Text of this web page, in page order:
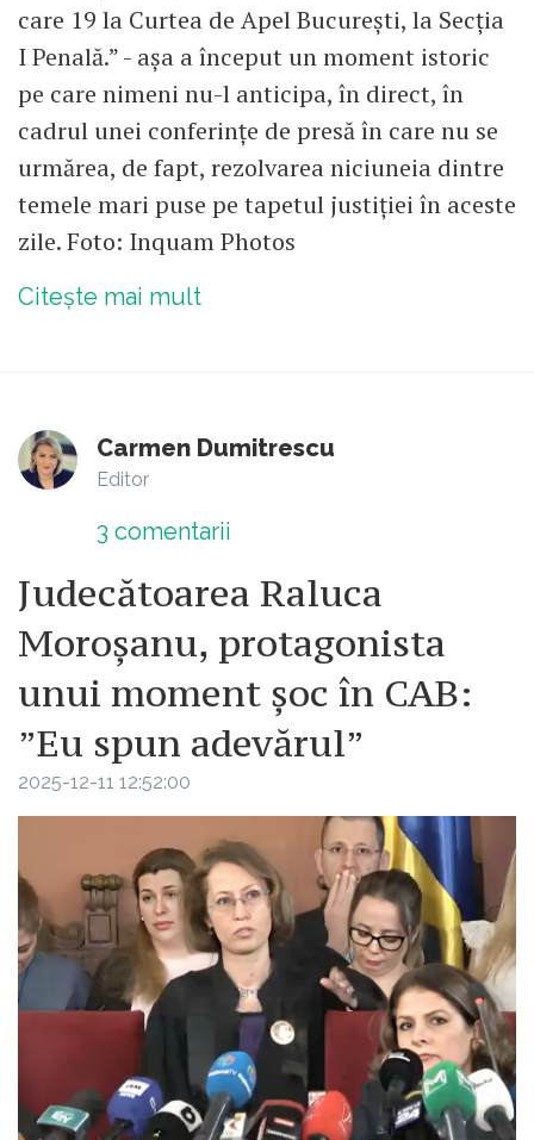
care 19 la Curtea de Apel Bucureşti, la Secția
I Penală.” - așa a început un moment istoric
pe care nimeni nu-l anticipa, în direct, în
cadrul unei conferințe de presă în care nu se
urmărea, de fapt, rezolvarea niciuneia dintre
temele mari puse pe tapetul justiției în aceste
zile. Foto: Inquam Photos
Citește mai mult
Carmen Dumitrescu
Editor
3 comentarii
Judecătoarea Raluca
Moroșanu, protagonista
unui moment șoc în CAB:
”Eu spun adevărul”
2025-12-11 12:52:00